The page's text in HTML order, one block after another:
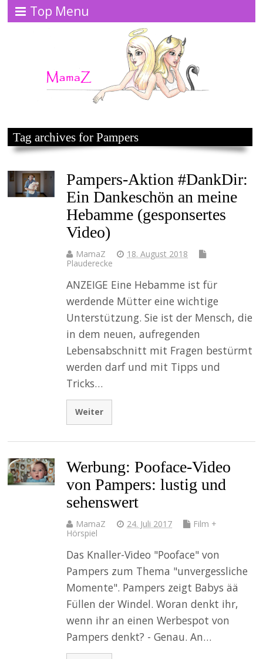
Top Menu
Tag archives for Pampers
Pampers-Aktion #DankDir:
Ein Dankeschön an meine
Hebamme (gesponsertes
Video)
MamaZ
18. August 2018
Plauderecke
ANZEIGE Eine Hebamme ist für
werdende Mütter eine wichtige
Unterstützung. Sie ist der Mensch, die
in dem neuen, aufregenden
Lebensabschnitt mit Fragen bestürmt
werden darf und mit Tipps und
Tricks…
Weiter
Werbung: Pooface-Video
von Pampers: lustig und
sehenswert
MamaZ 24. Juli 2017
Film +
Hörspiel
Das Knaller-Video "Pooface" von
Pampers zum Thema "unvergessliche
Momente". Pampers zeigt Babys ää
Füllen der Windel. Woran denkt ihr,
wenn ihr an einen Werbespot von
Pampers denkt? - Genau. An…